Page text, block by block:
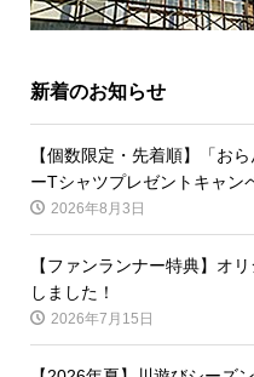
新着のお知らせ
【個数限定・先着順】「お
ーTシャツプレゼントキャン
2026年8月3日
【ファンランナー特典】オ
しました！
2026年7月15日